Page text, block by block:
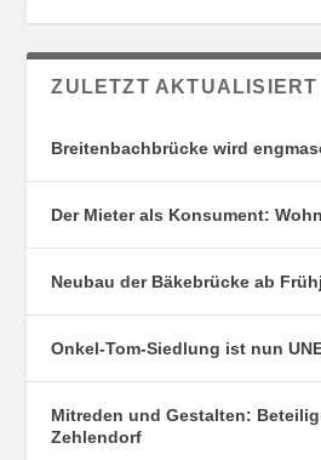
ZULETZT AKTUALISIERT
Breitenbachbrücke wird
Der Mieter als Konsument:
Neubau der Bäkebrücke ab
Onkel-Tom-Siedlung ist nun
Mitreden und Gestalten:
Zehlendorf